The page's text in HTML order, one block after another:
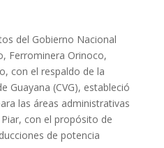
del Gobierno Nacional
Ferrominera Orinoco,
con el respaldo de la
Guayana (CVG), estableció
las áreas administrativas
con el propósito de
de potencia